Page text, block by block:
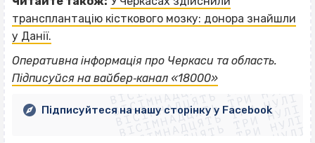
трансплантацію кісткового мозку: донора знайшли
у Данії.
Оперативна інформація про Черкаси та область.
Підписуйся на вайбер‐канал «18000»
ВІСІМНАДЦЯТЬ ТРИ НУЛІ
ВІСІМНАДЦЯТЬ ТРИ НУЛІ
ВІСІМНАДЦЯТЬ ТРИ НУЛІ
ВІСІМНАДЦЯТЬ ТРИ НУЛІ
ВІСІМНАДЦЯТЬ ТРИ НУЛІ
Підписуйтеся на нашу сторінку у Facebook